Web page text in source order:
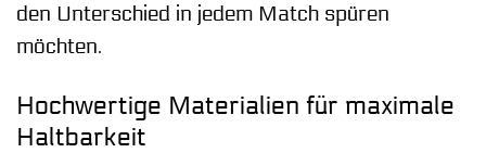
den Unterschied in jedem Match spüren
möchten.
Hochwertige Materialien für maximale
Haltbarkeit